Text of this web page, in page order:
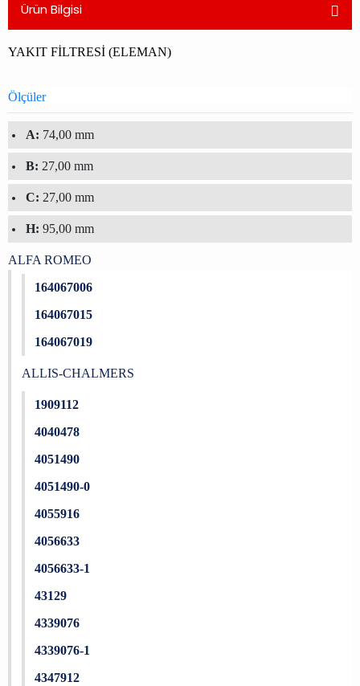
Ürün Bilgisi
YAKIT FİLTRESİ (ELEMAN)
Ölçüler
A: 74,00 mm
B: 27,00 mm
C: 27,00 mm
H: 95,00 mm
ALFA ROMEO
164067006
164067015
164067019
ALLIS-CHALMERS
1909112
4040478
4051490
4051490-0
4055916
4056633
4056633-1
43129
4339076
4339076-1
4347912